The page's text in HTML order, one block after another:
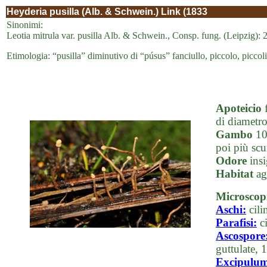
Heyderia pusilla (Alb. & Schwein.) Link (1833
Sinonimi:
Leotia mitrula var. pusilla Alb. & Schwein., Consp. fung. (Leipzig):
Etimologia: “pusilla” diminutivo di “púsus” fanciullo, piccolo,
Apoteicio
di
Gambo
poi più
Odore
Habitat
Aschi:
Parafisi:
guttulate,